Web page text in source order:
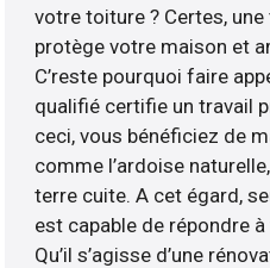
votre toiture ? Certes,
protège votre maison et
C’reste pourquoi faire
qualifié certifie un travail
ceci, vous bénéficiez de
comme l’ardoise
terre cuite. A cet égard,
est capable de répondre
Qu’il s’agisse d’une